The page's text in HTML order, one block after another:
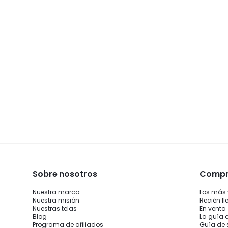
Sobre nosotros
Nuestra marca
Nuestra misión
Nuestras telas
Blog
Programa de afiliados
Los
Recién
En venta
La guía
Guía de